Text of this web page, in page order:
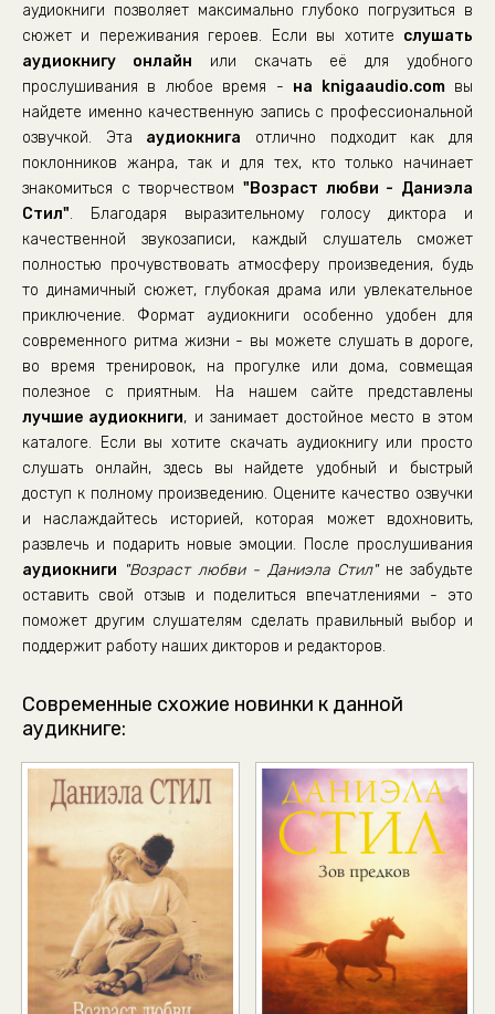
Vozrast_Lubvi_024
Vozrast_Lubvi_025
Vozrast_Lubvi_026
Vozrast_Lubvi_027
Vozrast_Lubvi_028
Vozrast_Lubvi_029
Vozrast_Lubvi_030
Vozrast_Lubvi_031
Vozrast_Lubvi_032
Vozrast_Lubvi_033
Vozrast_Lubvi_034
Vozrast_Lubvi_035
Vozrast_Lubvi_037
Vozrast_Lubvi_038
Vozrast_Lubvi_039
Vozrast_Lubvi_040
Vozrast_Lubvi_042
Vozrast_Lubvi_043
Vozrast_Lubvi_044
Vozrast_Lubvi_045
Vozrast_Lubvi_046
Vozrast_Lubvi_047
Vozrast_Lubvi_048
Vozrast_Lubvi_049
Vozrast_Lubvi_050
аудиокниги позволяет максимально глубоко погрузиться в
сюжет и переживания героев. Если вы хотите слушать
аудиокнигу онлайн или скачать её для удобного
прослушивания в любое время - на knigaaudio.comвы
найдете именно качественную запись с профессиональной
озвучкой. Эта аудиокнига отлично подходит как для
поклонников жанра, так и для тех, кто только начинает
знакомиться с творчеством "Возраст любви - Даниэла
Стил". Благодаря выразительному голосу диктора и
качественной звукозаписи, каждый слушатель сможет
полностью прочувствовать атмосферу произведения, будь
то динамичный сюжет, глубокая драма или увлекательное
приключение. Формат аудиокниги особенно удобен для
современного ритма жизни - вы можете слушать в дороге,
во время тренировок, на прогулке или дома, совмещая
полезное с приятным. На нашем сайте представлены
лучшие аудиокниги, и занимает достойное место в этом
каталоге. Если вы хотите скачать аудиокнигу или просто
слушать онлайн, здесь вы найдете удобный и быстрый
доступ к полному произведению. Оцените качество озвучки
и наслаждайтесь историей, которая может вдохновить,
развлечь и подарить новые эмоции. После прослушивания
аудиокниги "Возраст любви - Даниэла Стил"не забудьте
оставить свой отзыв и поделиться впечатлениями - это
поможет другим слушателям сделать правильный выбор и
поддержит работу наших дикторов и редакторов.
Современные схожие новинки к данной
аудикниге: